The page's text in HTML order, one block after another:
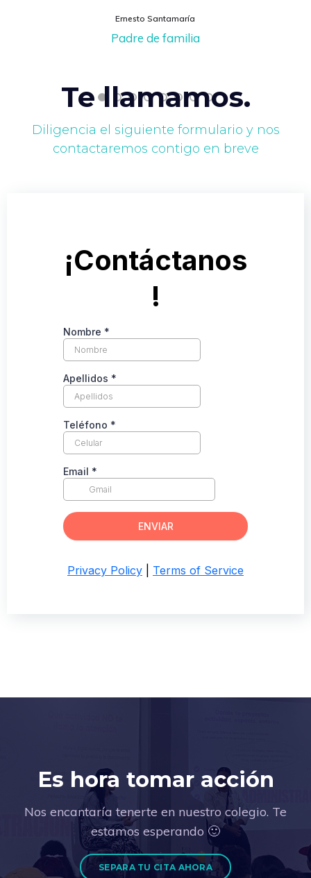
Personas que quieran cambiar su
relacionarme. = Espacio de atención.
Ernesto Santamaría
Padre de familia
Te llamamos.
Diligencia el siguiente formulario y nos
contactaremos contigo en breve
Es hora tomar acción
Nos encantaría tenerte en nuestro colegio. Te
estamos esperando 🙂
SEPARA TU CITA AHORA